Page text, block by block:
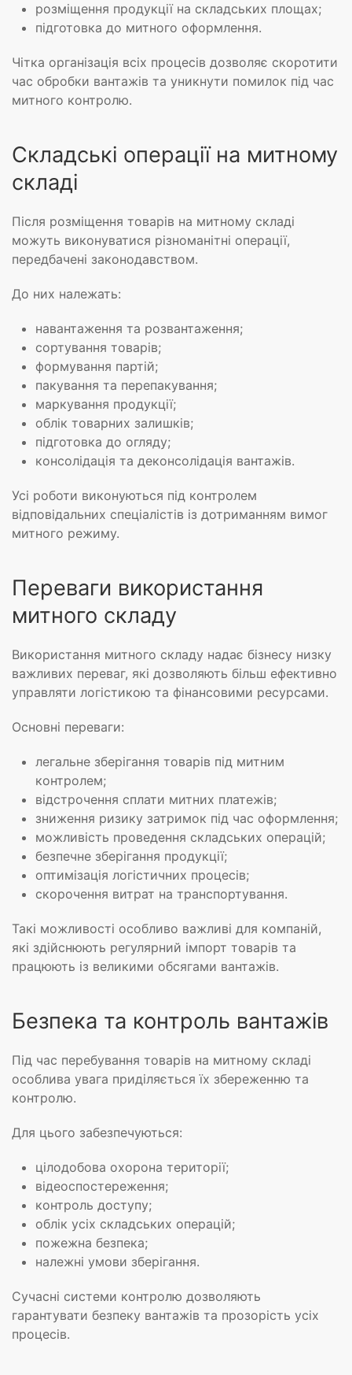
розміщення продукції на складських площах;
підготовка до митного оформлення.
Чітка організація всіх процесів дозволяє скоротити
час обробки вантажів та уникнути помилок під час
митного контролю.
Складські операції на митному
складі
Після розміщення товарів на митному складі
можуть виконуватися різноманітні операції,
передбачені законодавством.
До них належать:
навантаження та розвантаження;
сортування товарів;
формування партій;
пакування та перепакування;
маркування продукції;
облік товарних залишків;
підготовка до огляду;
консолідація та деконсолідація вантажів.
Усі роботи виконуються під контролем
відповідальних спеціалістів із дотриманням вимог
митного режиму.
Переваги використання
митного складу
Використання митного складу надає бізнесу низку
важливих переваг, які дозволяють більш ефективно
управляти логістикою та фінансовими ресурсами.
Основні переваги:
легальне зберігання товарів під митним
контролем;
відстрочення сплати митних платежів;
зниження ризику затримок під час оформлення;
можливість проведення складських операцій;
безпечне зберігання продукції;
оптимізація логістичних процесів;
скорочення витрат на транспортування.
Такі можливості особливо важливі для компаній,
які здійснюють регулярний імпорт товарів та
працюють із великими обсягами вантажів.
Безпека та контроль вантажів
Під час перебування товарів на митному складі
особлива увага приділяється їх збереженню та
контролю.
Для цього забезпечуються:
цілодобова охорона території;
відеоспостереження;
контроль доступу;
облік усіх складських операцій;
пожежна безпека;
належні умови зберігання.
Сучасні системи контролю дозволяють
гарантувати безпеку вантажів та прозорість усіх
процесів.